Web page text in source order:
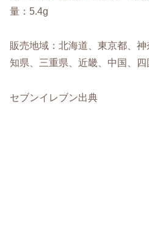
量：5.4g
販売地域：北海道、東京都、
知県、三重県、近畿、中国、
セブンイレブン出典